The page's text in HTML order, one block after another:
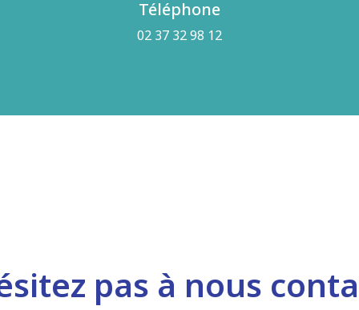
Téléphone
02 37 32 98 12
pas à nous